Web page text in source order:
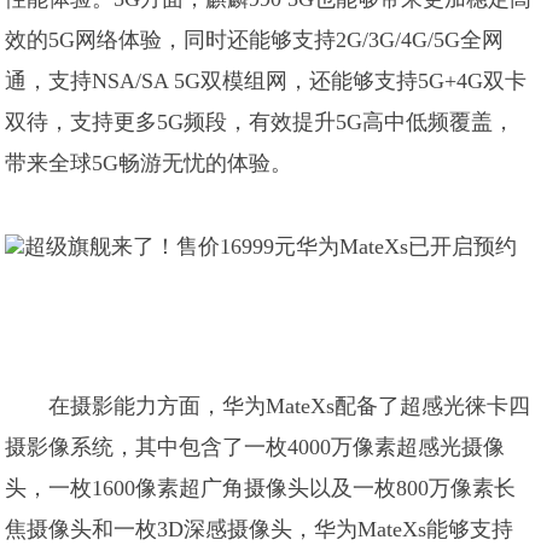
效的5G网络体验，同时还能够支持2G/3G/4G/5G全网
通，支持NSA/SA 5G双模组网，还能够支持5G+4G双卡
双待，支持更多5G频段，有效提升5G高中低频覆盖，
带来全球5G畅游无忧的体验。
在摄影能力方面，华为MateXs配备了超感光徕卡四
摄影像系统，其中包含了一枚4000万像素超感光摄像
头，一枚1600像素超广角摄像头以及一枚800万像素长
焦摄像头和一枚3D深感摄像头，华为MateXs能够支持